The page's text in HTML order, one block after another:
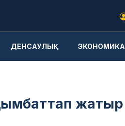
ДЕНСАУЛЫҚ ЭКОНОМИКА
жатыр